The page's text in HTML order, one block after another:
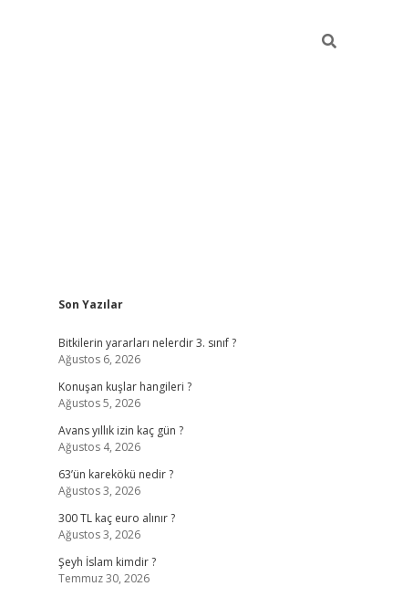
Sidebar
Son Yazılar
Bitkilerin yararları nelerdir 3. sınıf ?
Ağustos 6, 2026
Konuşan kuşlar hangileri ?
Ağustos 5, 2026
Avans yıllık izin kaç gün ?
Ağustos 4, 2026
63’ün karekökü nedir ?
Ağustos 3, 2026
300 TL kaç euro alınır ?
Ağustos 3, 2026
Şeyh İslam kimdir ?
Temmuz 30, 2026